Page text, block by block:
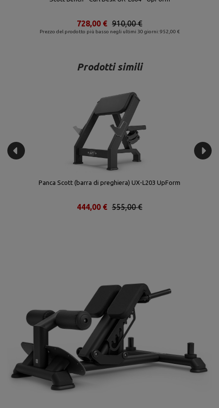
Prezzo del prodotto più basso negli ultimi 30 giorni: 952,00 €
910,00 €
728,00 €
Prodotti simili
Panca Scott (barra di preghiera) UX-L203 UpForm
555,00 €
444,00 €